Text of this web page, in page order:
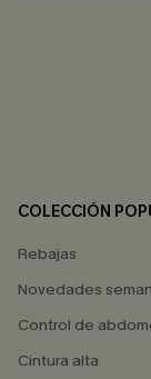
COLECCIÓN
Rebajas
Novedades
Control de
Cintura alta